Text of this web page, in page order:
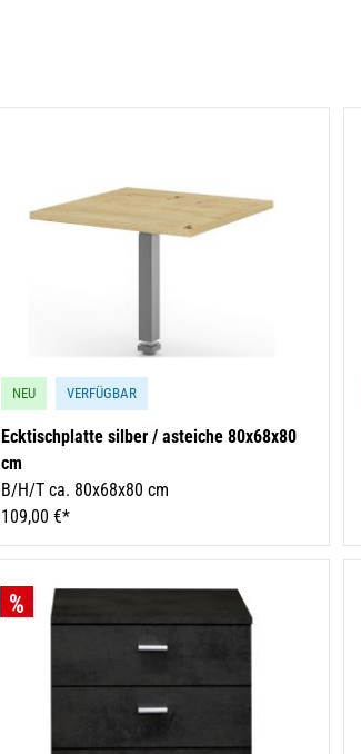
NEU VERFÜGBAR
Ecktischplatte silber / asteiche 80x68x80
cm
B/H/T ca. 80x68x80 cm
109,00 €*